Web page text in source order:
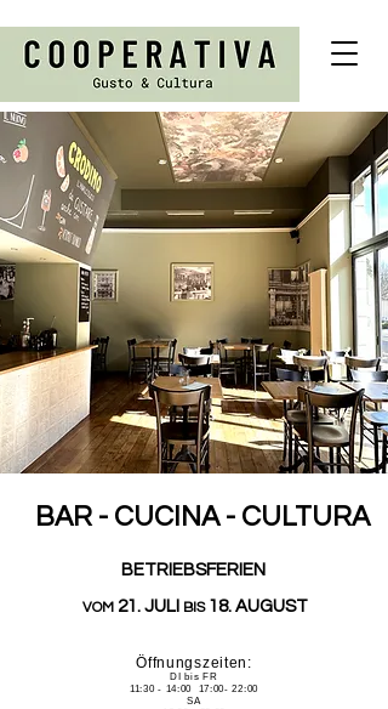
BAR - CUCINA - CULTURA
Öffnungszeiten:
DI bis FR
11:30 - 14:00 17:00- 22:00
SA
BETRIEBSFERIEN
VOM 21. JULI BIS18. AUGUST